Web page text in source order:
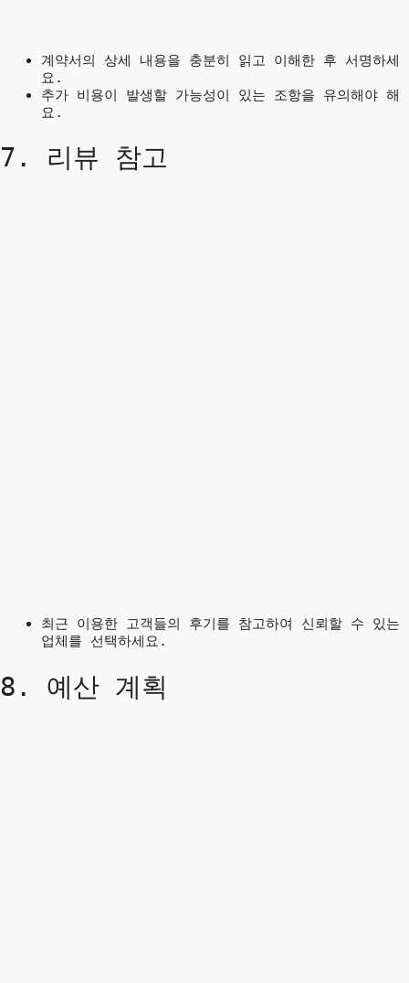
계약서의 상세 내용을 충분히 읽고 이해한 후 서명하세
요.
추가 비용이 발생할 가능성이 있는 조항을 유의해야 해
요.
7. 리뷰 참고
최근 이용한 고객들의 후기를 참고하여 신뢰할 수 있는
업체를 선택하세요.
8. 예산 계획